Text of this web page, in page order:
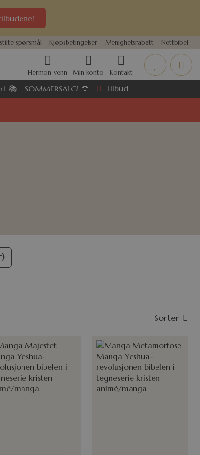
spørsmål Kjøpsbetingelser Menighetsrabatt Nettbibel
Hermon-venn Min konto Kontakt
📚 SOMMERSALG! 🌻 Tilbud
Sorter